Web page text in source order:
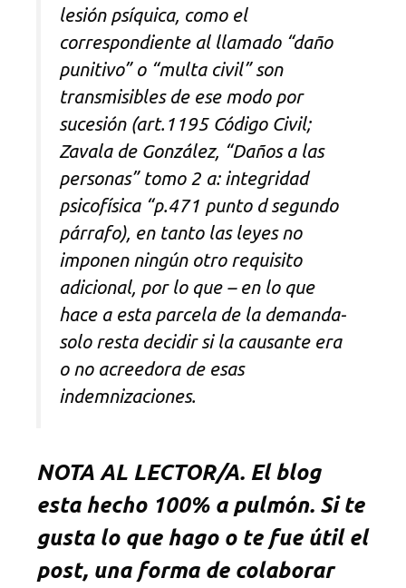
lesión psíquica, como el
correspondiente al llamado “daño
punitivo” o “multa civil” son
transmisibles de ese modo por
sucesión (art.1195 Código Civil;
Zavala de González, “Daños a las
personas” tomo 2 a: integridad
psicofísica “p.471 punto d segundo
párrafo), en tanto las leyes no
imponen ningún otro requisito
adicional, por lo que – en lo que
hace a esta parcela de la demanda-
solo resta decidir si la causante era
o no acreedora de esas
indemnizaciones.
NOTA AL LECTOR/A. El blog
esta hecho 100% a pulmón. Si te
gusta lo que hago o te fue útil el
post, una forma de colaborar